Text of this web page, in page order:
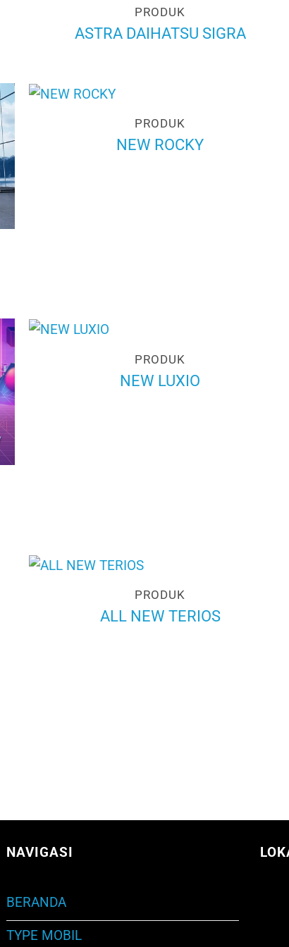
PRODUK
ASTRA DAIHATSU SIGRA
PRODUK
NEW ROCKY
PRODUK
NEW LUXIO
PRODUK
ALL NEW TERIOS
NAVIGASI
BERANDA
TYPE MOBIL